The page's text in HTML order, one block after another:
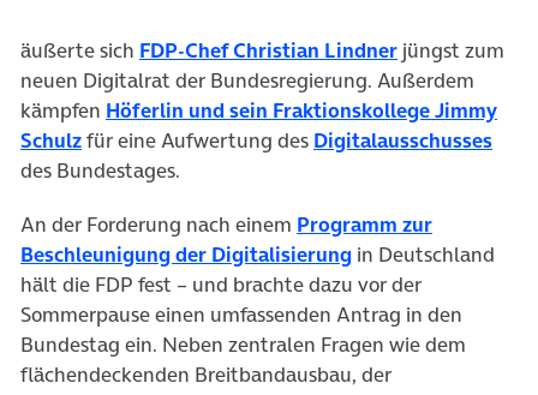
äußerte sich FDP-Chef Christian Lindner(öffnet in
jüngst zum
neuen Digitalrat der Bundesregierung. Außerdem
kämpfen Höferlin und sein Fraktionskollege Jimmy
Schulz(öffnet in neuem Tab)
für eine Aufwertung des Digitalausschusses
des Bundestages.
An der Forderung nach einem Programm zur
Beschleunigung der Digitalisierung in Deutschland
hält die FDP fest – und brachte dazu vor der
Sommerpause einen umfassenden Antrag in den
Bundestag ein. Neben zentralen Fragen wie dem
flächendeckenden Breitbandausbau, der